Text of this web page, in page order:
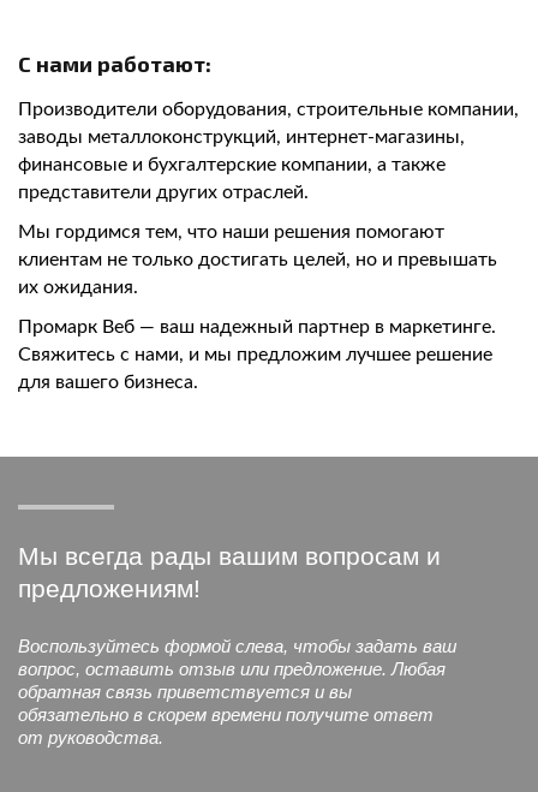
С нами работают:
Производители оборудования, строительные компании,
заводы металлоконструкций, интернет-магазины,
финансовые и бухгалтерские компании, а также
представители других отраслей.
Мы гордимся тем, что наши решения помогают
клиентам не только достигать целей, но и превышать
их ожидания.
Промарк Веб — ваш надежный партнер в маркетинге.
Свяжитесь с нами, и мы предложим лучшее решение
для вашего бизнеса.
Мы всегда рады вашим вопросам и
предложениям!
Воспользуйтесь формой слева, чтобы задать ваш
вопрос, оставить отзыв или предложение. Любая
обратная связь приветствуется и вы
обязательно в скорем времени получите ответ
от руководства.